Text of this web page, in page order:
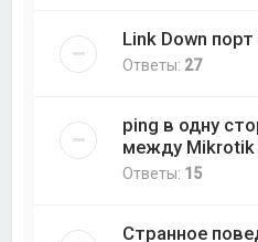
Link Down
Ответы: 27
ping в одну
между Mikrotik
Ответы: 15
Странное